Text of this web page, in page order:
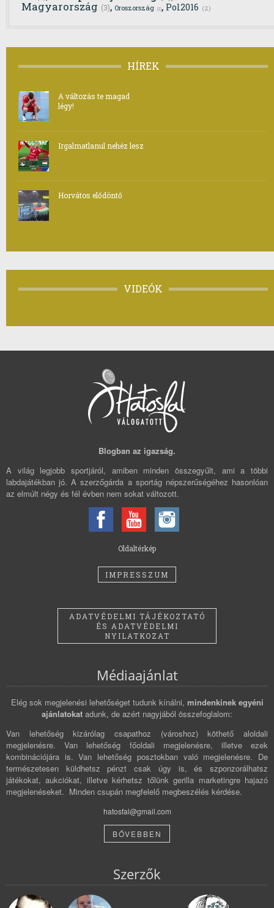
Magyarország (3), Oroszország (1), Pol2016 (2)
HÍREK
A változás te magad
légy!
Irgalmatlanul nehéz lesz
Horvátos elődöntő
VIDEÓK
Blogban az igazság.
A világ legjobb sportjáról, amiben minden összegyűlt, ami a többi
labdajátékban jó. A szerzőgárda a sportág népszerűségéhez hasonlóan
az elmúlt négy és fél évben nem sokat változott.
Oldaltérkép
IMPRESSZUM
ADATVÉDELMI TÁJÉKOZTATÓ
ÉS ADATVÉDELMI
NYILATKOZAT
Médiaajánlat
Elég sok megjelenési lehetőséget tudunk kínálni, mindenkinek egyéni
ajánlatokat adunk, de azért nagyjából összefoglalom:
Van lehetőség kizárólag csapathoz (városhoz) köthető aloldali
megjelenésre. Van lehetőség főoldali megjelenésre, illetve ezek
kombinációjára is. Van lehetőség posztokban való megjelenésre. De
természetesen küldhetsz pénzt csak úgy is, és szponzorálhatsz
játékokat, aukciókat, illetve kérhetsz tőlünk gerilla marketingre hajazó
megjelenéseket. Minden csupán megfelelő megbeszélés kérdése.
hatosfal@gmail.com
BŐVEBBEN
Szerzők